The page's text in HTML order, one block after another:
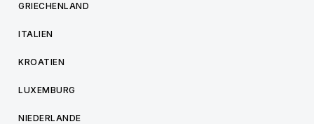
GRIECHENLAND
ITALIEN
KROATIEN
LUXEMBURG
NIEDERLANDE